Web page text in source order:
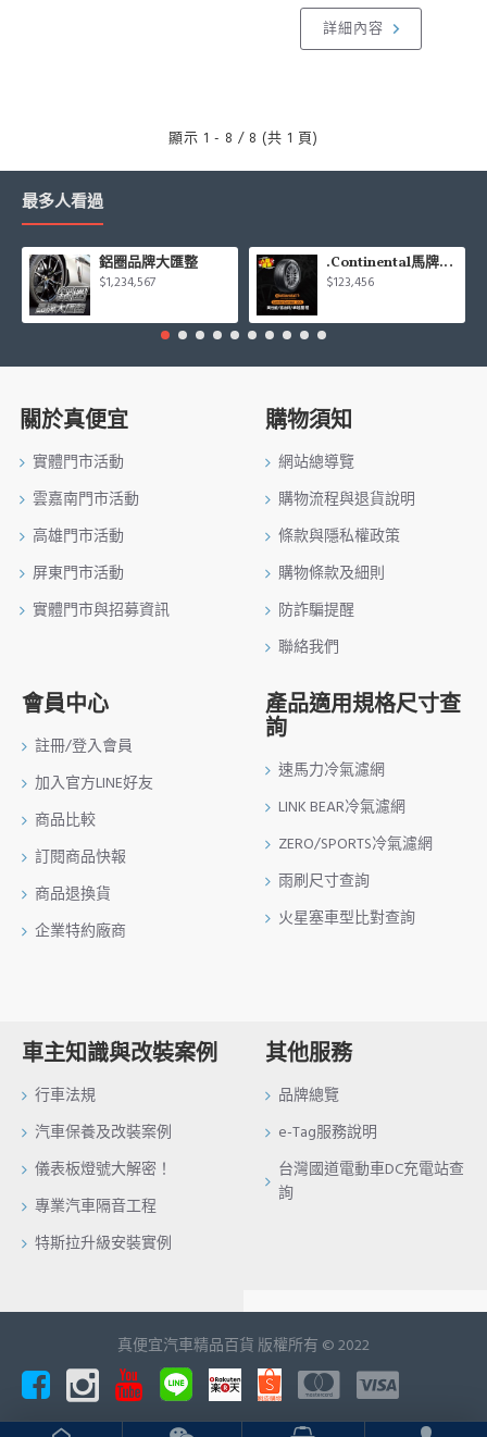
詳細內容
顯示 1 - 8 / 8 (共 1 頁)
最多人看過
鋁圈品牌大匯整
$1,234,567
.Continental馬牌CCK輪胎特價專區
$123,456
關於真便宜
實體門市活動
雲嘉南門市活動
高雄門市活動
屏東門市活動
實體門市與招募資訊
購物須知
網站總導覽
購物流程與退貨說明
條款與隱私權政策
購物條款及細則
防詐騙提醒
聯絡我們
會員中心
註冊/登入會員
加入官方LINE好友
商品比較
訂閱商品快報
商品退換貨
企業特約廠商
產品適用規格尺寸查
詢
速馬力冷氣濾網
LINK BEAR冷氣濾網
ZERO/SPORTS冷氣濾網
雨刷尺寸查詢
火星塞車型比對查詢
車主知識與改裝案例
行車法規
汽車保養及改裝案例
儀表板燈號大解密！
專業汽車隔音工程
特斯拉升級安裝實例
其他服務
品牌總覽
e-Tag服務說明
台灣國道電動車DC充電站查
詢
真便宜汽車精品百貨 版權所有 © 2022